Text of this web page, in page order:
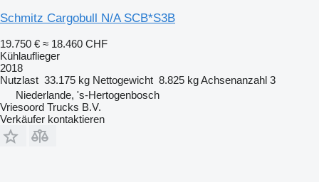
Schmitz Cargobull N/A SCB*S3B
19.750 € ≈ 18.460 CHF
Kühlauflieger
2018
Nutzlast 33.175 kg Nettogewicht 8.825 kgAchsenanzahl 3
Niederlande, 's-Hertogenbosch
Vriesoord Trucks B.V.
Verkäufer kontaktieren